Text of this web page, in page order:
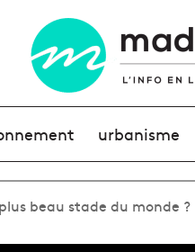
urbanisme
beau stade du monde ?